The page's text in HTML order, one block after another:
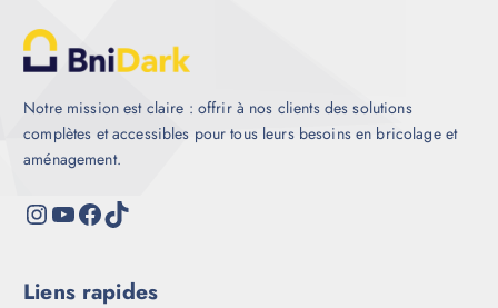
Notre mission est claire : offrir à nos clients des solutions
complètes et accessibles pour tous leurs besoins en bricolage et
aménagement.
Liens rapides